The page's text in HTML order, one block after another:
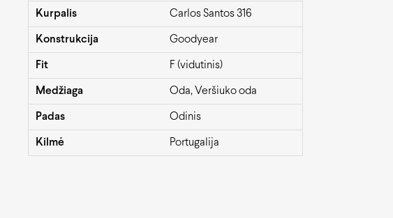
Kurpalis Carlos Santos 316
Konstrukcija Goodyear
Fit F (vidutinis)
Medžiaga Oda, Veršiuko oda
Padas Odinis
Kilmė Portugalija